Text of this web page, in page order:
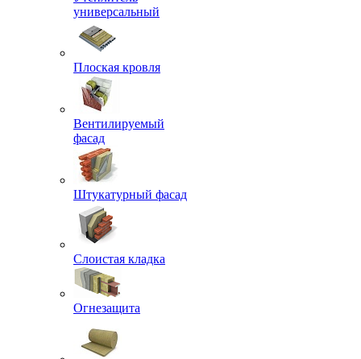
универсальный
Плоская кровля
Вентилируемый
фасад
Штукатурный фасад
Слоистая кладка
Огнезащита